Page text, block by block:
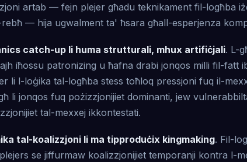
artab — fejn plejer għadu teknikament fil-logħba
rebħ — hija ugwalment ta' ħsara għall-esperjenza
catch-up li huma strutturali, mhux artifiċjali. L-
iħossu patronizing u ħafna drabi jonqos milli fil-fatt
li l-loġika tal-logħba stess toħloq pressjoni fuq il-
li jonqos fuq pożizzjonijiet dominanti, jew
tal-mexxej ikkontestati.
tal-koalizzjoni li ma tipproduċix kingmaking. Fil-
se jiffurmaw koalizzjonijiet temporanji kontra l-